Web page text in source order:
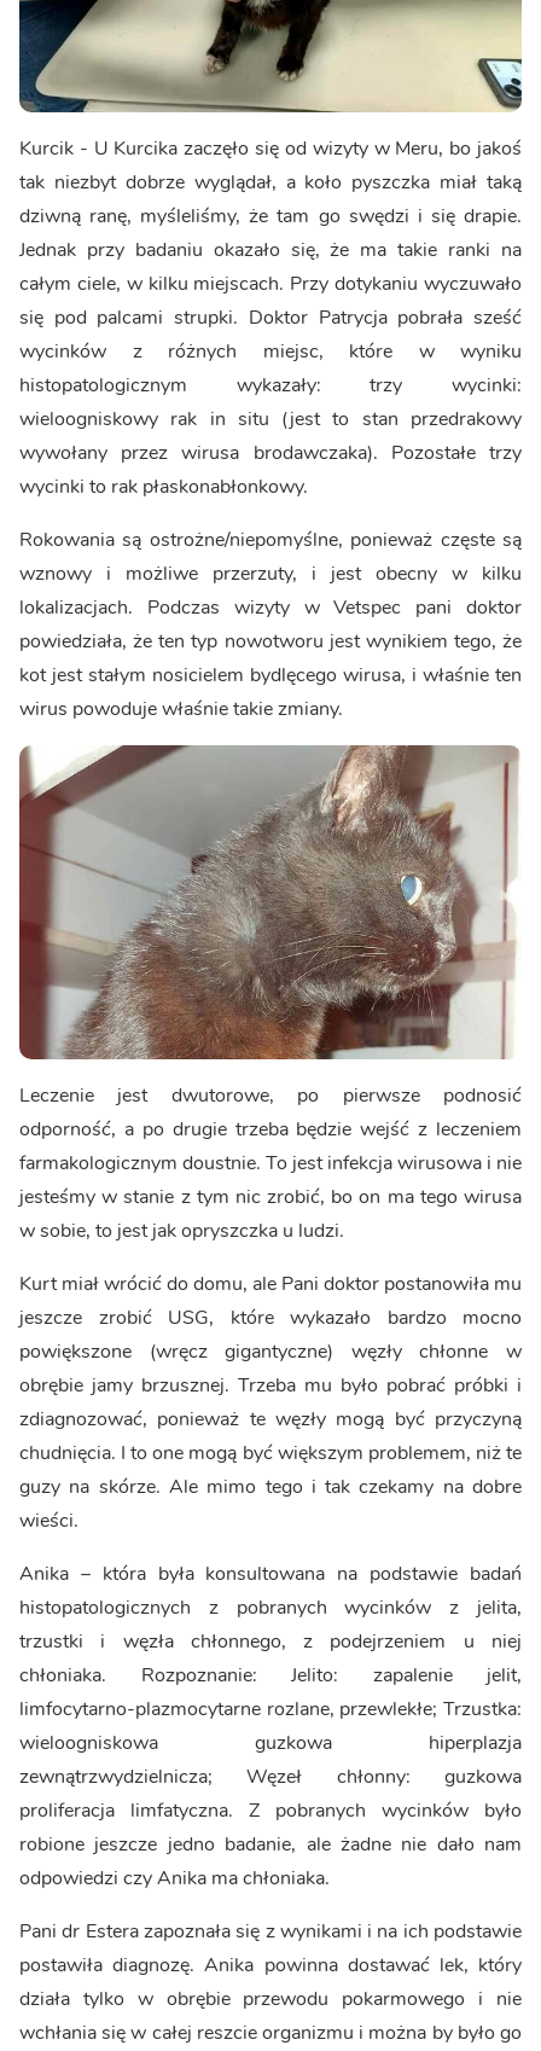
Kurcik - U Kurcika zaczęło się od wizyty w Meru, bo jakoś
tak niezbyt dobrze wyglądał, a koło pyszczka miał taką
dziwną ranę, myśleliśmy, że tam go swędzi i się drapie.
Jednak przy badaniu okazało się, że ma takie ranki na
całym ciele, w kilku miejscach. Przy dotykaniu wyczuwało
się pod palcami strupki. Doktor Patrycja pobrała sześć
wycinków z różnych miejsc, które w wyniku
histopatologicznym wykazały: trzy wycinki:
wieloogniskowy rak in situ (jest to stan przedrakowy
wywołany przez wirusa brodawczaka). Pozostałe trzy
wycinki to rak płaskonabłonkowy.
Rokowania są ostrożne/niepomyślne, ponieważ częste są
wznowy i możliwe przerzuty, i jest obecny w kilku
lokalizacjach. Podczas wizyty w Vetspec pani doktor
powiedziała, że ten typ nowotworu jest wynikiem tego, że
kot jest stałym nosicielem bydlęcego wirusa, i właśnie ten
wirus powoduje właśnie takie zmiany.
Leczenie jest dwutorowe, po pierwsze podnosić
odporność, a po drugie trzeba będzie wejść z leczeniem
farmakologicznym doustnie. To jest infekcja wirusowa i nie
jesteśmy w stanie z tym nic zrobić, bo on ma tego wirusa
w sobie, to jest jak opryszczka u ludzi.
Kurt miał wrócić do domu, ale Pani doktor postanowiła mu
jeszcze zrobić USG, które wykazało bardzo mocno
powiększone (wręcz gigantyczne) węzły chłonne w
obrębie jamy brzusznej. Trzeba mu było pobrać próbki i
zdiagnozować, ponieważ te węzły mogą być przyczyną
chudnięcia. I to one mogą być większym problemem, niż te
guzy na skórze. Ale mimo tego i tak czekamy na dobre
wieści.
Anika – która była konsultowana na podstawie badań
histopatologicznych z pobranych wycinków z jelita,
trzustki i węzła chłonnego, z podejrzeniem u niej
chłoniaka. Rozpoznanie: Jelito: zapalenie jelit,
limfocytarno-plazmocytarne rozlane, przewlekłe; Trzustka:
wieloogniskowa guzkowa hiperplazja
zewnątrzwydzielnicza; Węzeł chłonny: guzkowa
proliferacja limfatyczna. Z pobranych wycinków było
robione jeszcze jedno badanie, ale żadne nie dało nam
odpowiedzi czy Anika ma chłoniaka.
Pani dr Estera zapoznała się z wynikami i na ich podstawie
postawiła diagnozę. Anika powinna dostawać lek, który
działa tylko w obrębie przewodu pokarmowego i nie
wchłania się w całej reszcie organizmu i można by było go